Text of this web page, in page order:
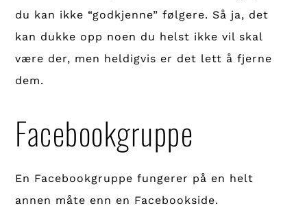
du kan ikke “godkjenne” følgere. Så ja, det
kan dukke opp noen du helst ikke vil skal
være der, men heldigvis er det lett å fjerne
dem.
Facebookgruppe
En Facebookgruppe fungerer på en helt
annen måte enn en Facebookside.